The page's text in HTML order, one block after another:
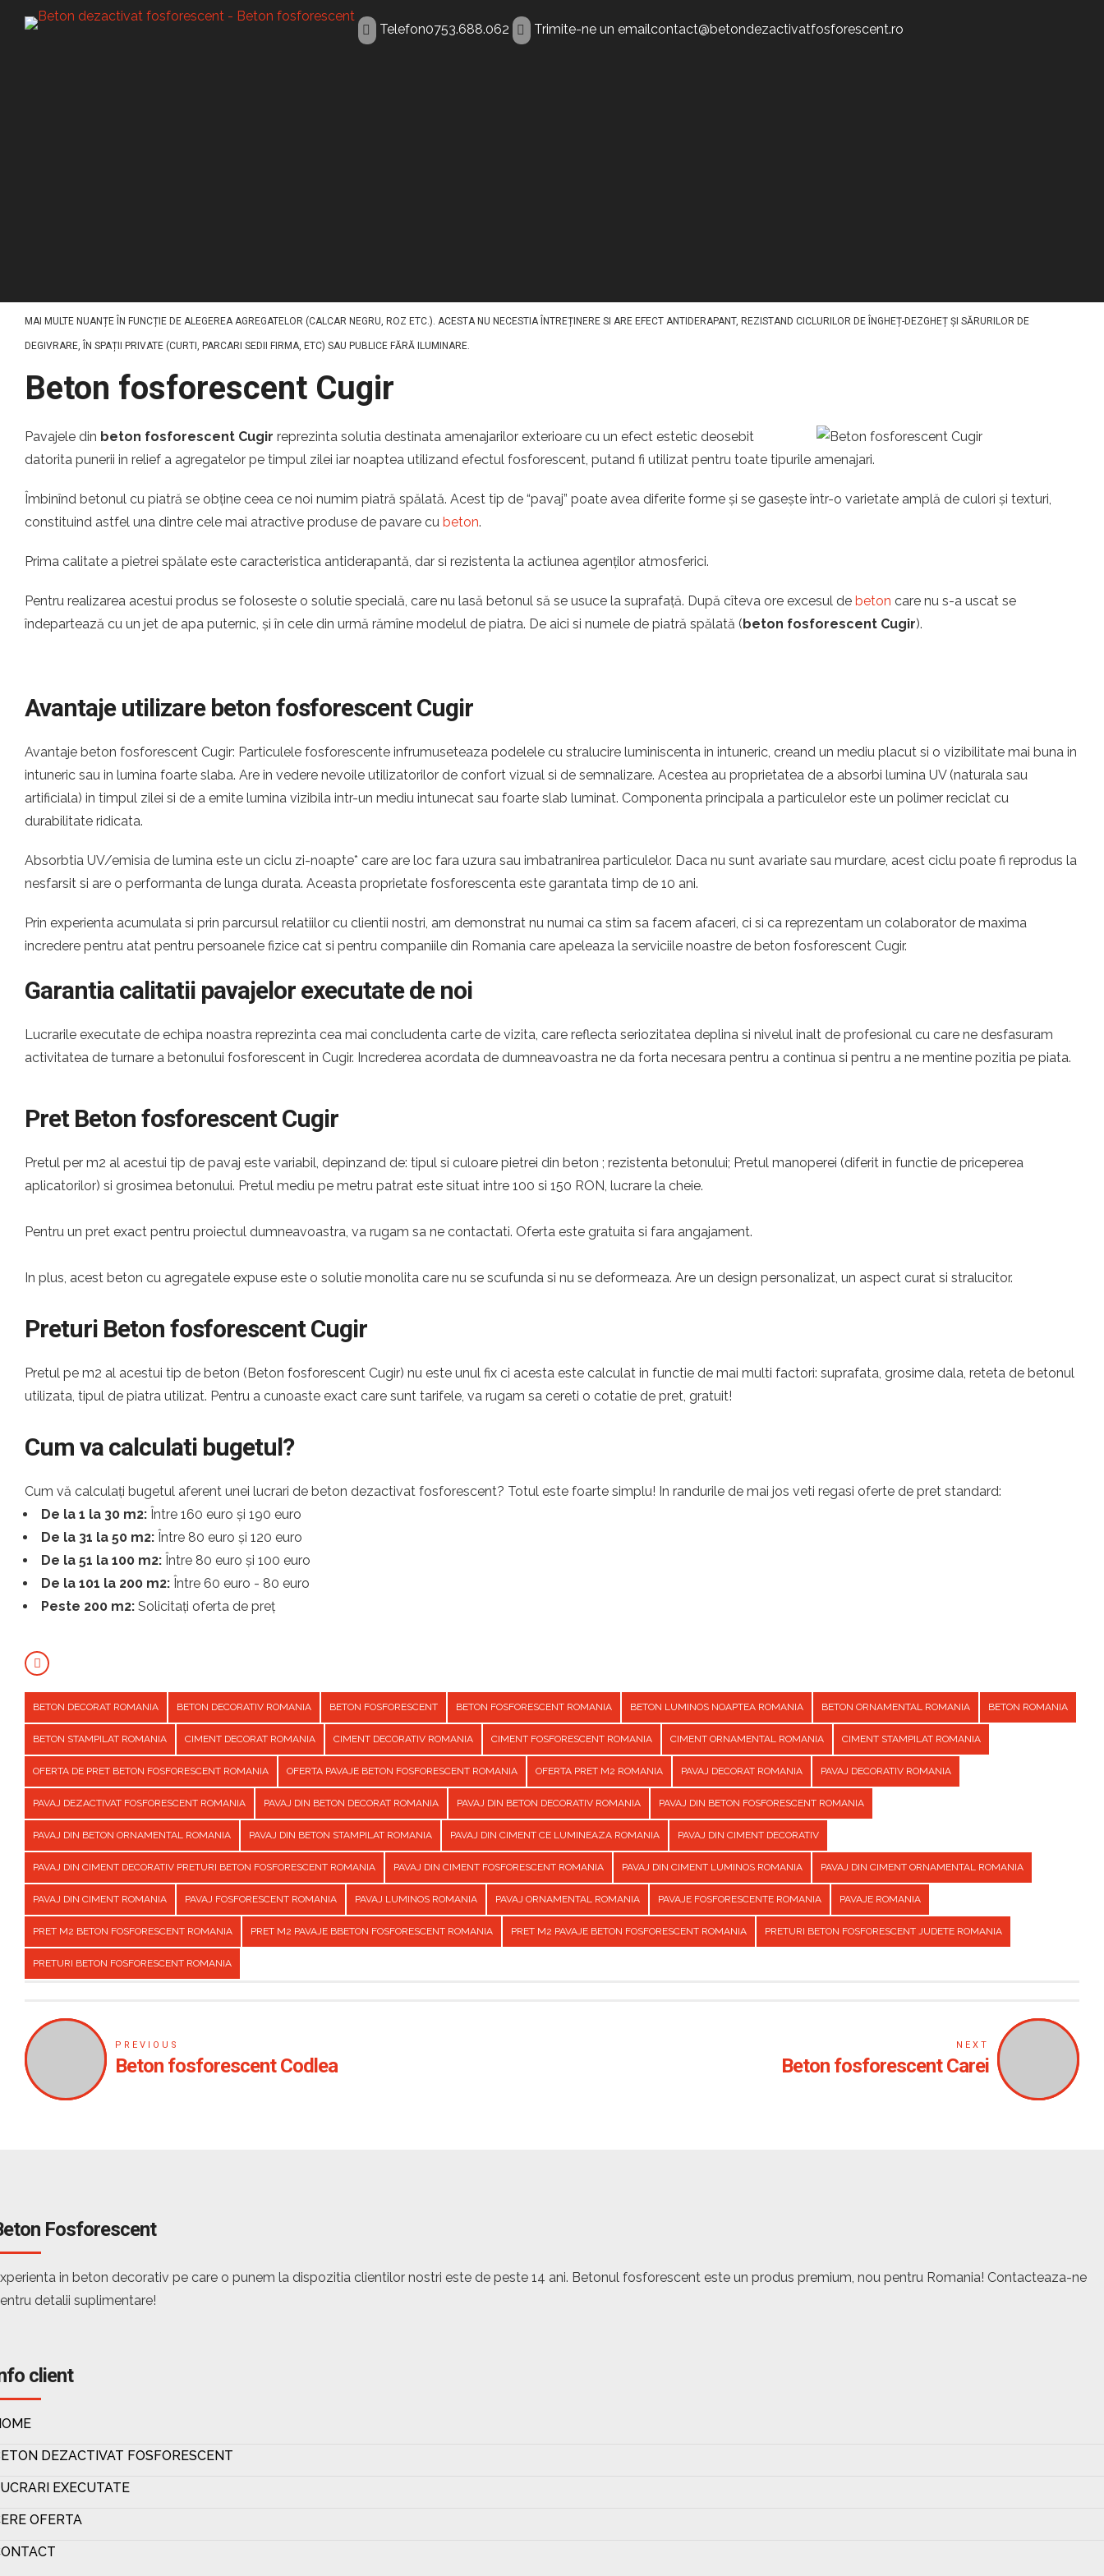
Telefon0753.688.062 Trimite-ne un emailcontact@betondezactivatfosforescent.ro
MAI MULTE NUANȚE ÎN FUNCȚIE DE ALEGEREA AGREGATELOR (CALCAR NEGRU, ROZ ETC.). ACESTA NU NECESTIA ÎNTREȚINERE SI ARE EFECT ANTIDERAPANT, REZISTAND CICLURILOR DE ÎNGHEȚ-DEZGHEȚ ȘI SĂRURILOR DE
DEGIVRARE, ÎN SPAȚII PRIVATE (CURTI, PARCARI SEDII FIRMA, ETC) SAU PUBLICE FĂRĂ ILUMINARE.
Beton fosforescent Cugir
Pavajele din beton fosforescent Cugir reprezinta solutia destinata amenajarilor exterioare cu un efect estetic deosebit
datorita punerii in relief a agregatelor pe timpul zilei iar noaptea utilizand efectul fosforescent, putand fi utilizat pentru toate tipurile amenajari.
Îmbinînd betonul cu piatră se obține ceea ce noi numim piatră spălată. Acest tip de “pavaj” poate avea diferite forme și se gasește într-o varietate amplă de culori și texturi,
constituind astfel una dintre cele mai atractive produse de pavare cu beton.
Prima calitate a pietrei spălate este caracteristica antiderapantă, dar si rezistenta la actiunea agenților atmosferici.
Pentru realizarea acestui produs se foloseste o solutie specială, care nu lasă betonul să se usuce la suprafață. După cîteva ore excesul de beton care nu s-a uscat se
îndepartează cu un jet de apa puternic, și în cele din urmă rămîne modelul de piatra. De aici si numele de piatră spălată (beton fosforescent Cugir).
Avantaje utilizare beton fosforescent Cugir
Avantaje beton fosforescent Cugir: Particulele fosforescente infrumuseteaza podelele cu stralucire luminiscenta in intuneric, creand un mediu placut si o vizibilitate mai buna in
intuneric sau in lumina foarte slaba. Are in vedere nevoile utilizatorilor de confort vizual si de semnalizare. Acestea au proprietatea de a absorbi lumina UV (naturala sau
artificiala) in timpul zilei si de a emite lumina vizibila intr-un mediu intunecat sau foarte slab luminat. Componenta principala a particulelor este un polimer reciclat cu
durabilitate ridicata.
Absorbtia UV/emisia de lumina este un ciclu zi-noapte* care are loc fara uzura sau imbatranirea particulelor. Daca nu sunt avariate sau murdare, acest ciclu poate fi reprodus la
nesfarsit si are o performanta de lunga durata. Aceasta proprietate fosforescenta este garantata timp de 10 ani.
Prin experienta acumulata si prin parcursul relatiilor cu clientii nostri, am demonstrat nu numai ca stim sa facem afaceri, ci si ca reprezentam un colaborator de maxima
incredere pentru atat pentru persoanele fizice cat si pentru companiile din Romania care apeleaza la serviciile noastre de beton fosforescent Cugir.
Garantia calitatii pavajelor executate de noi
Lucrarile executate de echipa noastra reprezinta cea mai concludenta carte de vizita, care reflecta seriozitatea deplina si nivelul inalt de profesional cu care ne desfasuram
activitatea de turnare a betonului fosforescent in Cugir. Increderea acordata de dumneavoastra ne da forta necesara pentru a continua si pentru a ne mentine pozitia pe piata.
Pret Beton fosforescent Cugir
Pretul per m2 al acestui tip de pavaj este variabil, depinzand de: tipul si culoare pietrei din beton ; rezistenta betonului; Pretul manoperei (diferit in functie de priceperea
aplicatorilor) si grosimea betonului. Pretul mediu pe metru patrat este situat intre 100 si 150 RON, lucrare la cheie.
Pentru un pret exact pentru proiectul dumneavoastra, va rugam sa ne contactati. Oferta este gratuita si fara angajament.
In plus, acest beton cu agregatele expuse este o solutie monolita care nu se scufunda si nu se deformeaza. Are un design personalizat, un aspect curat si stralucitor.
Preturi Beton fosforescent Cugir
Pretul pe m2 al acestui tip de beton (Beton fosforescent Cugir) nu este unul fix ci acesta este calculat in functie de mai multi factori: suprafata, grosime dala, reteta de betonul
utilizata, tipul de piatra utilizat. Pentru a cunoaste exact care sunt tarifele, va rugam sa cereti o cotatie de pret, gratuit!
Cum va calculati bugetul?
Cum vă calculați bugetul aferent unei lucrari de beton dezactivat fosforescent? Totul este foarte simplu! In randurile de mai jos veti regasi oferte de pret standard:
De la 1 la 30 m2: Între 160 euro și 190 euro
De la 31 la 50 m2: Între 80 euro și 120 euro
De la 51 la 100 m2: Între 80 euro și 100 euro
De la 101 la 200 m2: Între 60 euro - 80 euro
Peste 200 m2: Solicitați oferta de preț
BETON DECORAT ROMANIA BETON DECORATIV ROMANIA BETON FOSFORESCENT BETON FOSFORESCENT ROMANIA BETON LUMINOS NOAPTEA ROMANIA BETON ORNAMENTAL ROMANIA BETON ROMANIA
BETON STAMPILAT ROMANIA CIMENT DECORAT ROMANIA CIMENT DECORATIV ROMANIA CIMENT FOSFORESCENT ROMANIA CIMENT ORNAMENTAL ROMANIA CIMENT STAMPILAT ROMANIA
OFERTA DE PRET BETON FOSFORESCENT ROMANIA OFERTA PAVAJE BETON FOSFORESCENT ROMANIA OFERTA PRET M2 ROMANIA PAVAJ DECORAT ROMANIA PAVAJ DECORATIV ROMANIA
PAVAJ DEZACTIVAT FOSFORESCENT ROMANIA PAVAJ DIN BETON DECORAT ROMANIA PAVAJ DIN BETON DECORATIV ROMANIA PAVAJ DIN BETON FOSFORESCENT ROMANIA
PAVAJ DIN BETON ORNAMENTAL ROMANIA PAVAJ DIN BETON STAMPILAT ROMANIA PAVAJ DIN CIMENT CE LUMINEAZA ROMANIA PAVAJ DIN CIMENT DECORATIV
PAVAJ DIN CIMENT DECORATIV PRETURI BETON FOSFORESCENT ROMANIA PAVAJ DIN CIMENT FOSFORESCENT ROMANIA PAVAJ DIN CIMENT LUMINOS ROMANIA PAVAJ DIN CIMENT ORNAMENTAL ROMANIA
PAVAJ DIN CIMENT ROMANIA PAVAJ FOSFORESCENT ROMANIA PAVAJ LUMINOS ROMANIA PAVAJ ORNAMENTAL ROMANIA PAVAJE FOSFORESCENTE ROMANIA PAVAJE ROMANIA
PRET M2 BETON FOSFORESCENT ROMANIA PRET M2 PAVAJE BBETON FOSFORESCENT ROMANIA PRET M2 PAVAJE BETON FOSFORESCENT ROMANIA PRETURI BETON FOSFORESCENT JUDETE ROMANIA
PRETURI BETON FOSFORESCENT ROMANIA
PREVIOUS
Beton fosforescent Codlea
NEXT
Beton fosforescent Carei
Fosforescent
in beton decorativ pe care o punem la dispozitia clientilor nostri este de peste 14 ani. Betonul fosforescent este un produs premium, nou pentru Romania! Contacteaza-ne
detalii suplimentare!
client
DEZACTIVAT FOSFORESCENT
EXECUTATE
OFERTA